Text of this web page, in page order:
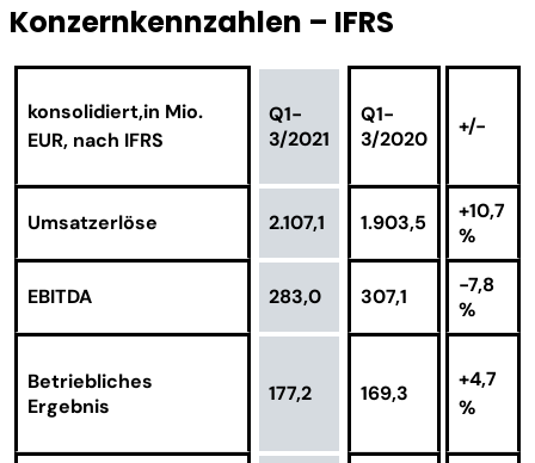
Konzernkennzahlen – IFRS
konsolidiert,in Mio.
EUR, nach IFRS
Q1-
3/2021
Q1-
3/2020
+/-
Umsatzerlöse 2.107,1 1.903,5
+10,7
%
EBITDA 283,0 307,1
-7,8
%
Betriebliches
Ergebnis
177,2 169,3
+4,7
%